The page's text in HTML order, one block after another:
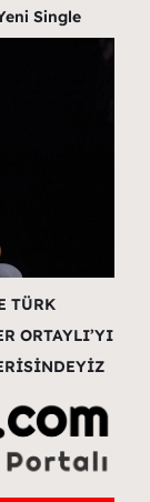
Single
TÜRK
ORTAYLI’YI